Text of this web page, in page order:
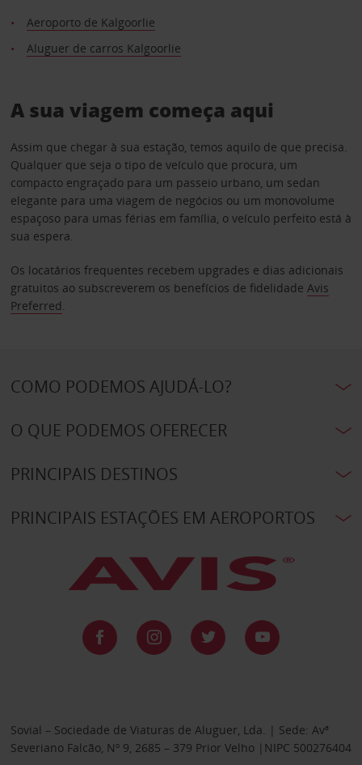
Aeroporto de Kalgoorlie
Aluguer de carros Kalgoorlie
A sua viagem começa aqui
Assim que chegar à sua estação, temos aquilo de que precisa.
Qualquer que seja o tipo de veículo que procura, um
compacto engraçado para um passeio urbano, um sedan
elegante para uma viagem de negócios ou um monovolume
espaçoso para umas férias em família, o veículo perfeito está à
sua espera.
Os locatários frequentes recebem upgrades e dias adicionais
gratuitos ao subscreverem os benefícios de fidelidade Avis
Preferred.
COMO PODEMOS AJUDÁ-LO?
O QUE PODEMOS OFERECER
PRINCIPAIS DESTINOS
PRINCIPAIS ESTAÇÕES EM AEROPORTOS
Sovial – Sociedade de Viaturas de Aluguer, Lda. | Sede: Avª
Severiano Falcão, Nº 9, 2685 – 379 Prior Velho |NIPC 500276404